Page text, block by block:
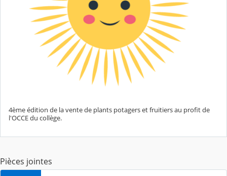
4ème édition de la vente de plants potagers et fruitiers au profit de
l'OCCE du collège.
Pièces jointes